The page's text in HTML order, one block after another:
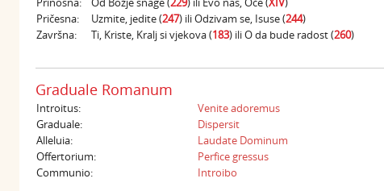
Pričesna:
Uzmite, jedite (247) ili Odzivam se, Isuse (244)
Završna:
Ti, Kriste, Kralj si vjekova (183) ili O da bude radost (260)
Graduale Romanum
Introitus:
Venite adoremus
Graduale:
Dispersit
Alleluia:
Laudate Dominum
Offertorium:
Perfice gressus
Communio:
Introibo